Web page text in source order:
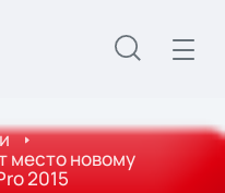
место новому
2015